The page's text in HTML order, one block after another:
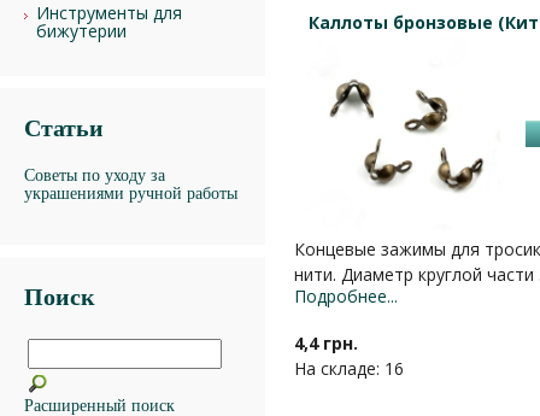
Инструменты для
бижутерии
Статьи
Советы по уходу за
украшениями ручной работы
Поиск
Расширенный поиск
Каллоты бронзовые
Концевые зажимы для
нити. Диаметр круглой
Подробнее...
4,4 грн.
На складе: 16